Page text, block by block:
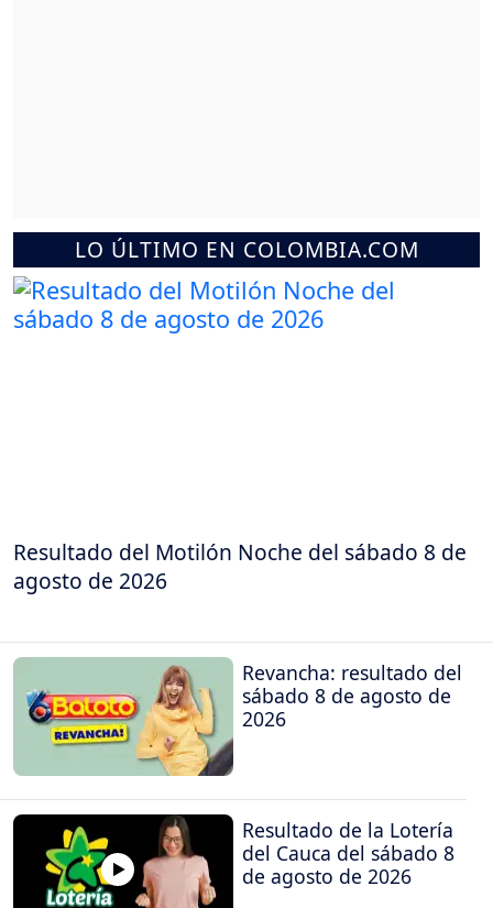
LO ÚLTIMO EN COLOMBIA.COM
Resultado del Motilón Noche del sábado 8 de
agosto de 2026
Revancha: resultado del
sábado 8 de agosto de
2026
Resultado de la Lotería
del Cauca del sábado 8
de agosto de 2026